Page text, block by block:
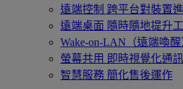
遠端控制 跨平台對裝置
遠端桌面 隨時隨地提升
Wake-on-LAN（遠端喚醒
螢幕共用 即時視覺化通訊
智慧服務 簡化售後運作